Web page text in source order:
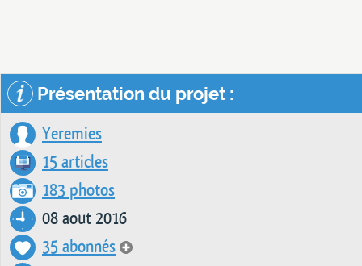
Présentation du projet :
Yeremies
15 articles
183 photos
08 aout 2016
35 abonnés